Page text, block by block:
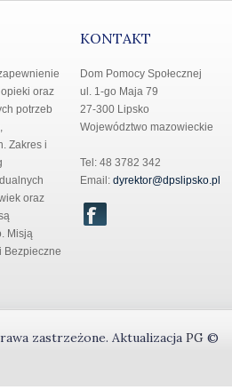
oraz
potrzeb
Zakres i
oraz
Misją
Bezpieczne
KONTAKT
Dom Pomocy Społecznej
ul. 1-go Maja 79
27-300 Lipsko
Województwo mazowieckie
Tel: 48 3782 342
Email: dyrektor@dpslipsko.pl
zastrzeżone. Aktualizacja PG ©